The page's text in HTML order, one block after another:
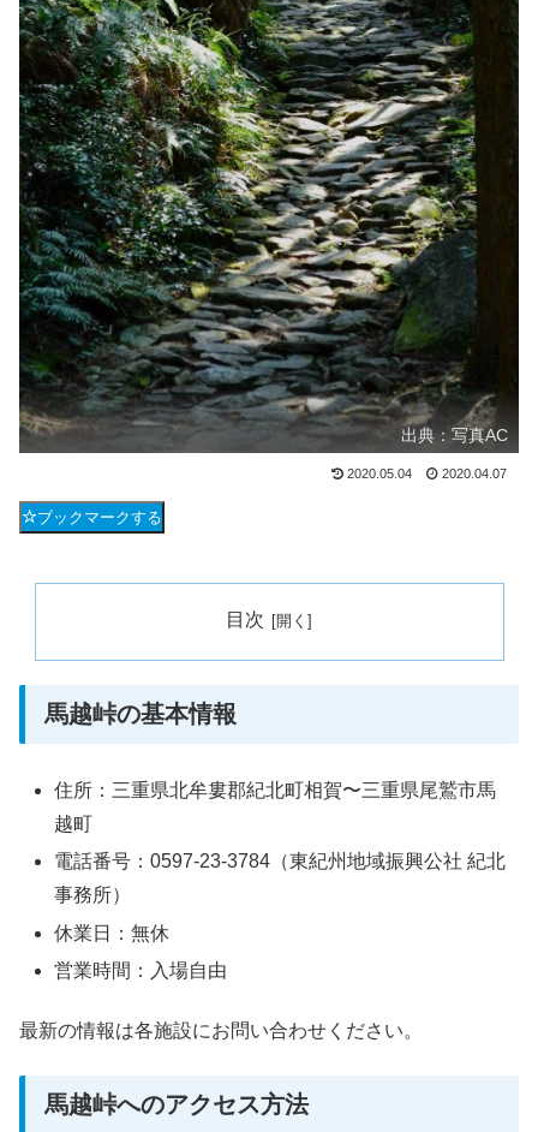
出典：写真AC
2020.05.04 2020.04.07
ブックマークする
目次
馬越峠の基本情報
住所：三重県北牟婁郡紀北町相賀〜三重県尾鷲市馬
越町
電話番号：0597-23-3784（東紀州地域振興公社 紀北
事務所）
休業日：無休
営業時間：入場自由
最新の情報は各施設にお問い合わせください。
馬越峠へのアクセス方法